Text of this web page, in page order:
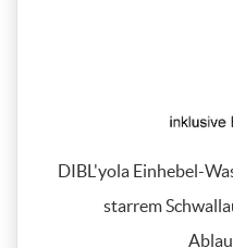
DIBL'yola Einhebel-
starrem